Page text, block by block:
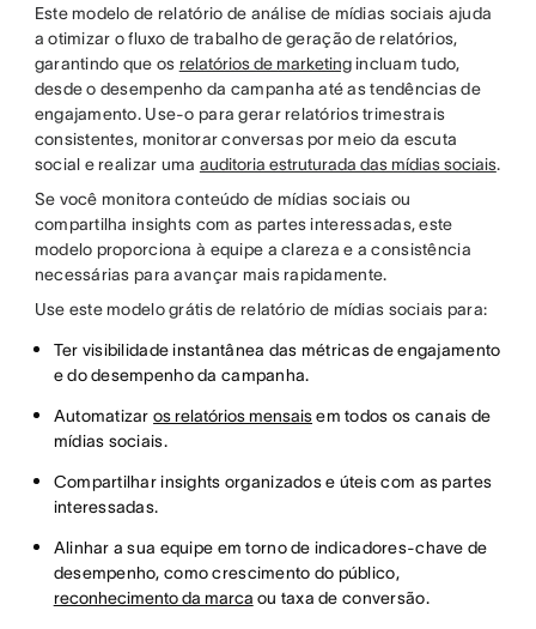
Este modelo de relatório de análise de mídias sociais ajuda
a otimizar o fluxo de trabalho de geração de relatórios,
garantindo que os relatórios de marketingincluam tudo,
desde o desempenho da campanha até as tendências de
engajamento. Use-o para gerar relatórios trimestrais
consistentes, monitorar conversas por meio da escuta
social e realizar uma auditoria estruturada das mídias sociais.
Se você monitora conteúdo de mídias sociais ou
compartilha insights com as partes interessadas, este
modelo proporciona à equipe a clareza e a consistência
necessárias para avançar mais rapidamente.
Use este modelo grátis de relatório de mídias sociais para:
Ter visibilidade instantânea das métricas de engajamento
e do desempenho da campanha.
Automatizaros relatórios mensaisem todos os canais de
mídias sociais.
Compartilhar insights organizados e úteis com as partes
interessadas.
Alinhar a sua equipe em torno de indicadores-chave de
desempenho, como crescimento do público,
reconhecimento da marca ou taxa de conversão.